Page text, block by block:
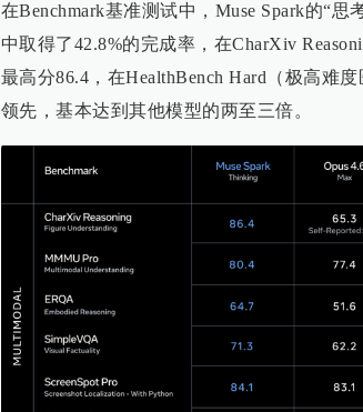
在Benchmark基准测试中，Muse Spark的“
中取得了42.8%的完成率，在CharXiv
最高分86.4，在HealthBench Hard（极高难
领先，基本达到其他模型的两至三倍。